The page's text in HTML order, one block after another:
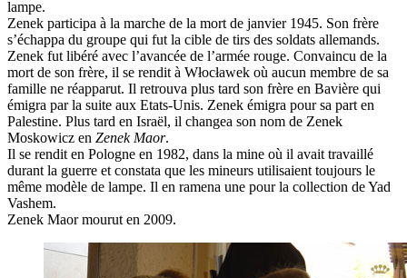
lampe.
Zenek participa à la marche de la mort de janvier 1945. Son frère
s’échappa du groupe qui fut la cible de tirs des soldats allemands.
Zenek fut libéré avec l’avancée de l’armée rouge. Convaincu de la
mort de son frère, il se rendit à Włocławek où aucun membre de sa
famille ne réapparut. Il retrouva plus tard son frère en Bavière qui
émigra par la suite aux Etats-Unis. Zenek émigra pour sa part en
Palestine. Plus tard en Israël, il changea son nom de Zenek
Moskowicz en Zenek Maor.
Il se rendit en Pologne en 1982, dans la mine où il avait travaillé
durant la guerre et constata que les mineurs utilisaient toujours le
même modèle de lampe. Il en ramena une pour la collection de Yad
Vashem.
Zenek Maor mourut en 2009.